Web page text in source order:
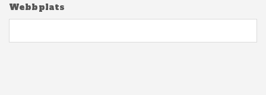
Webbplats